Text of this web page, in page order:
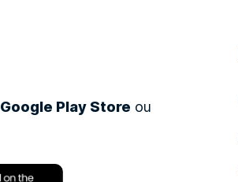
Google Play Store ou